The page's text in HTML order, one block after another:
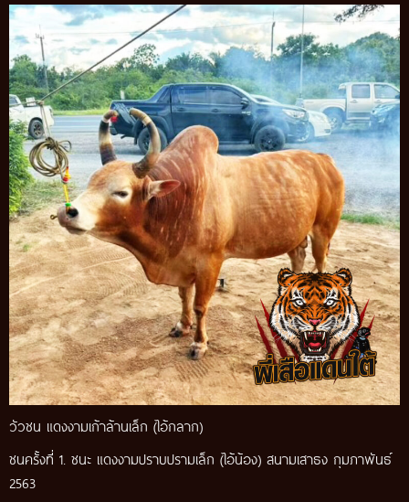
วัวชน แดงงามเก้าล้านเล็ก (ไอ้กลาก)
ชนครั้งที่ 1. ชนะ แดงงามปราบปรามเล็ก (ไอ้น้อง) สนามเสาธง กุมภาพันธ์
2563